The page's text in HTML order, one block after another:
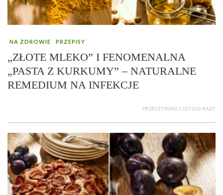
NA ZDROWIE PRZEPISY
„ZŁOTE MLEKO” I FENOMENALNA
„PASTA Z KURKUMY” – NATURALNE
REMEDIUM NA INFEKCJE
PRZECZYTANO 1 227 632 RAZY